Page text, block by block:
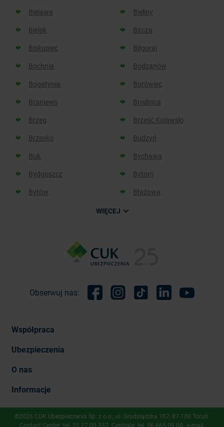
Bielawa
Bieliny
Bielsk
Bircza
Biskupiec
Biłgoraj
Bochnia
Bodzanów
Bogatynia
Borówiec
Braniewo
Brodnica
Brzeg
Brześć Kujawski
Brzesko
Budzyń
Buk
Bychawa
Bydgoszcz
Bytom
Bytów
Błażowa
WIĘCEJ
Obserwuj nas:
Współpraca
Ubezpieczenia
O nas
Informacje
©2026 CUK Ubezpieczenia Sp. z o.o., ​ul. Grudziądzka 107, 87-100 Toruń.
Contact Center: tel. 22 27 00 337 . Centrala: tel. 56 665 09 00 , e-mail: